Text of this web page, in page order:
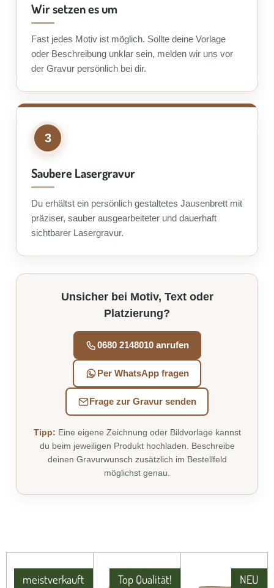
Wir setzen es um
Fast jedes Motiv ist möglich. Sollte deine Vorlage
oder Beschreibung unklar sein, melden wir uns vor
der Gravur persönlich bei dir.
3
Saubere Lasergravur
Du erhältst ein persönlich gestaltetes Jausenbrett mit
präziser, sauber ausgearbeiteter und dauerhaft
sichtbarer Lasergravur.
Unsicher bei Motiv, Text oder
Platzierung?
0680 2148010 anrufen
Per WhatsApp fragen
Frage zur Gravur senden
Tipp: Eine eigene Zeichnung oder Bildvorlage kannst
du beim jeweiligen Produkt hochladen. Beschreibe
deinen Gravurwunsch zusätzlich im Bestellfeld
möglichst genau.
meistverkauft Top Qualität! NEU